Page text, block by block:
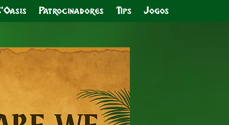
Patrocinadores Tips Jogos